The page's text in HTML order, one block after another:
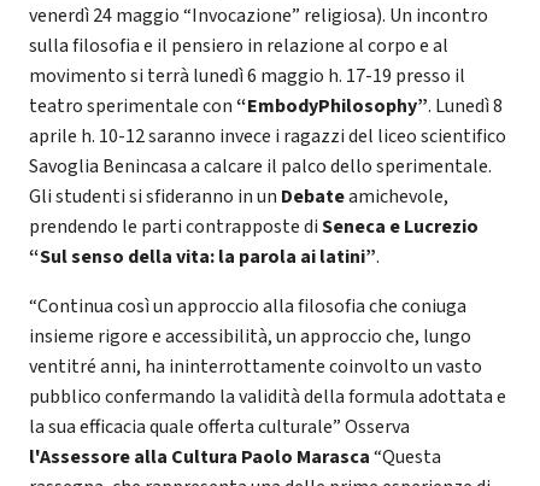
venerdì 24 maggio “Invocazione” religiosa). Un incontro
sulla filosofia e il pensiero in relazione al corpo e al
movimento si terrà lunedì 6 maggio h. 17-19 presso il
teatro sperimentale con“EmbodyPhilosophy”. Lunedì 8
aprile h. 10-12 saranno invece i ragazzi del liceo scientifico
Savoglia Benincasa a calcare il palco dello sperimentale.
Gli studenti si sfideranno in un Debateamichevole,
prendendo le parti contrapposte diSeneca e Lucrezio
“Sul senso della vita: la parola ai latini”.
“Continua così un approccio alla filosofia che coniuga
insieme rigore e accessibilità, un approccio che, lungo
ventitré anni, ha ininterrottamente coinvolto un vasto
pubblico confermando la validità della formula adottata e
la sua efficacia quale offerta culturale” Osserva
l'Assessore alla Cultura Paolo Marasca“Questa